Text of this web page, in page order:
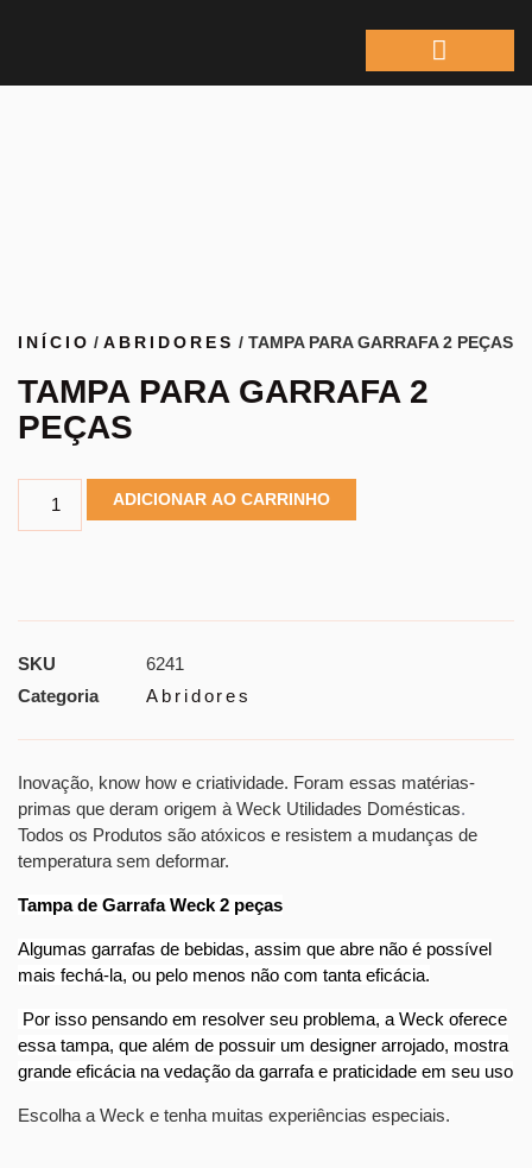
INÍCIO /ABRIDORES / TAMPA PARA GARRAFA 2 PEÇAS
TAMPA PARA GARRAFA 2
PEÇAS
ADICIONAR AO CARRINHO
SKU
6241
Categoria
Abridores
Inovação, know how e criatividade. Foram essas matérias-
primas que deram origem à Weck Utilidades Domésticas.
Todos os Produtos são atóxicos e resistem a mudanças de
temperatura sem deformar.
Tampa de Garrafa Weck 2 peças
Algumas garrafas de bebidas, assim que abre não é possível
mais fechá-la, ou pelo menos não com tanta eficácia.
Por isso pensando em resolver seu problema, a Weck oferece
essa tampa, que além de possuir um designer arrojado, mostra
grande eficácia na vedação da garrafa e praticidade em seu uso
Escolha a Weck e tenha muitas experiências especiais.